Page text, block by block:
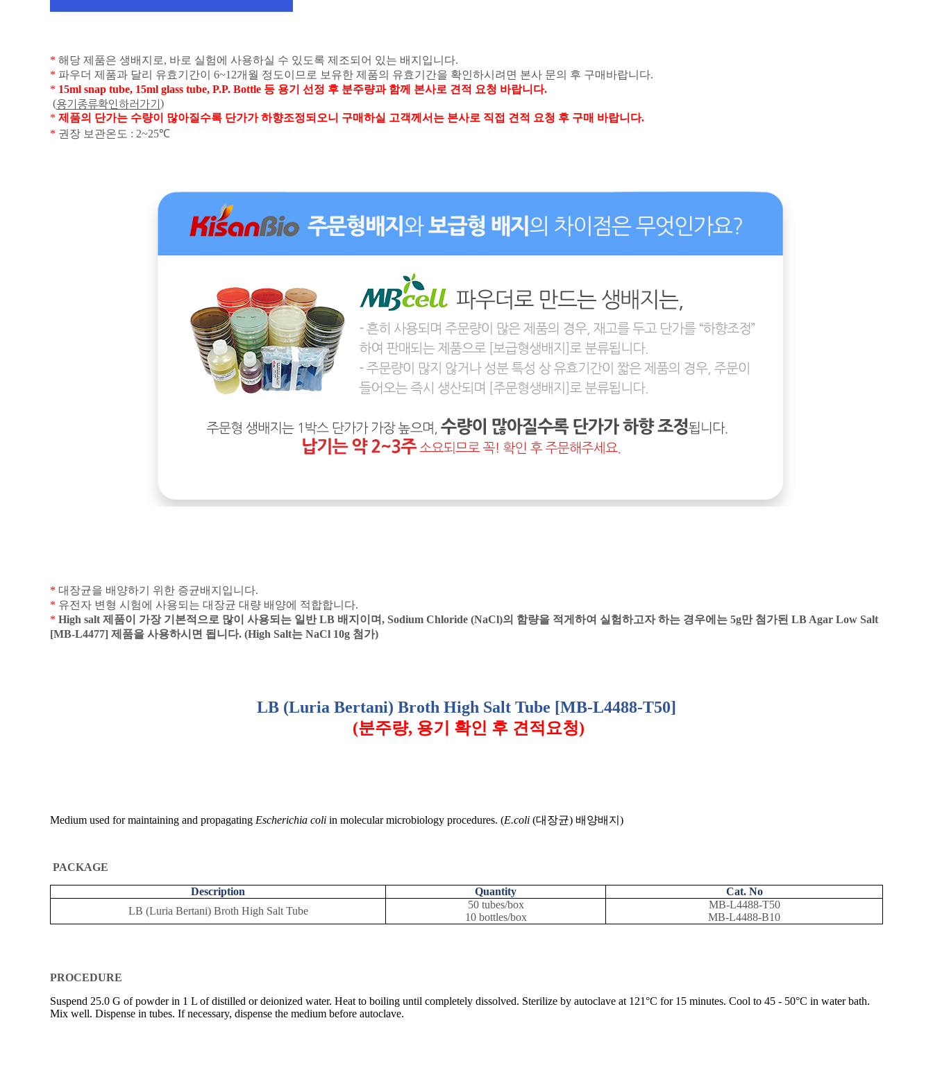
* 해당 제품은 생배지로, 바로 실험에 사용하실 수 있도록 제조되어 있는 배지입니다.
* 파우더 제품과 달리 유효기간이 6~12개월 정도이므로 보유한 제품의 유효기간을 확인하시려면 본사 문의 후 구매바랍니다.
* 15ml snap tube, 15ml glass tube, P.P. Bottle 등 용기 선정 후 분주량과 함께 본사로 견적 요청 바랍니다.
(용기종류확인하러가기 )
* 제품의 단가는 수량이 많아질수록 단가가 하향조정되오니 구매하실 고객께서는 본사로 직접 견적 요청 후 구매 바랍니다.
* 권장 보관온도 : 2~25℃
* 대장균을 배양하기 위한 증균배지입니다.
* 유전자 변형 시험에 사용되는 대장균 대량 배양에 적합합니다.
* High salt 제품이 가장 기본적으로 많이 사용되는 일반LB 배지이며, Sodium Chloride (NaCl)의 함량을 적게하여 실험하고자 하는 경우에는 5g만 첨가된 LB Agar Low Salt
[MB-L4477] 제품을 사용하시면 됩니다. (High Salt는 NaCl 10g 첨가)
LB (Luria Bertani) Broth High Salt Tube [MB-L4488-T50]
(분주량, 용기 확인 후 견적요청)
Medium used for maintaining and propagating Escherichia coli in molecular microbiology procedures. (E.coli (대장균) 배양배지 )
PACKAGE
Description Quantity
Cat. No
LB (Luria Bertani) Broth High Salt Tube
50 tubes/box
10 bottles/box
MB-L4488-T50
MB-L4488-B10
PROCEDURE
Suspend 25.0 G of powder in 1 L of distilled or deionized water. Heat to boiling until completely dissolved. Sterilize by autoclave at 121°C for 15 minutes. Cool to 45 - 50°C in water bath.
Mix well. Dispense in tubes. If necessary, dispense the medium before autoclave.